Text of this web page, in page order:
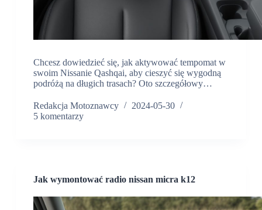
Chcesz dowiedzieć się, jak aktywować tempomat w
swoim Nissanie Qashqai, aby cieszyć się wygodną
podróżą na długich trasach? Oto szczegółowy…
Redakcja Motoznawcy
2024-05-30
5 komentarzy
Jak wymontować radio nissan micra k12